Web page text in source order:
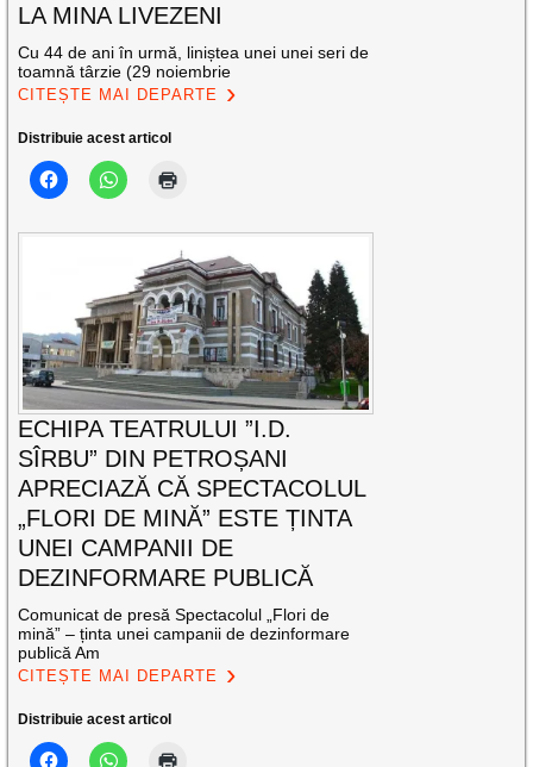
LA MINA LIVEZENI
Cu 44 de ani în urmă, liniștea unei unei seri de
toamnă târzie (29 noiembrie
CITEȘTE MAI DEPARTE
Distribuie acest articol
ECHIPA TEATRULUI ”I.D.
SÎRBU” DIN PETROȘANI
APRECIAZĂ CĂ SPECTACOLUL
„FLORI DE MINĂ” ESTE ȚINTA
UNEI CAMPANII DE
DEZINFORMARE PUBLICĂ
Comunicat de presă Spectacolul „Flori de
mină” – ținta unei campanii de dezinformare
publică Am
CITEȘTE MAI DEPARTE
Distribuie acest articol